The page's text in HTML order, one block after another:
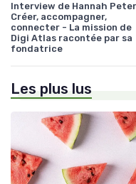
Interview de Hannah
Créer, accompagner,
connecter - La mission de
Digi Atlas racontée par sa
fondatrice
Les plus lus